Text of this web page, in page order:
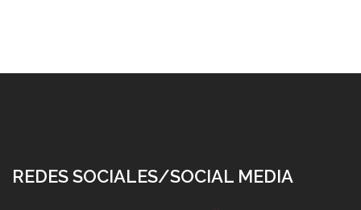
REDES SOCIALES/SOCIAL MEDIA